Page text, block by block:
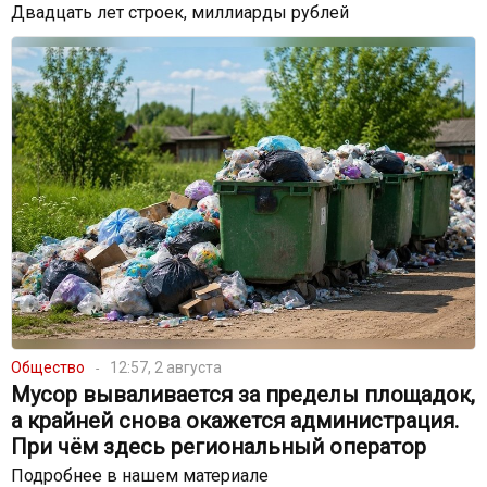
Двадцать лет строек, миллиарды рублей
Общество 12:57, 2 августа
Мусор вываливается за пределы площадок,
а крайней снова окажется администрация.
При чём здесь региональный оператор
Подробнее в нашем материале